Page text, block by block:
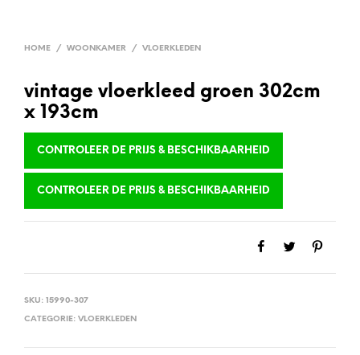
HOME / WOONKAMER / VLOERKLEDEN
vintage vloerkleed groen 302cm
x 193cm
CONTROLEER DE PRIJS & BESCHIKBAARHEID
CONTROLEER DE PRIJS & BESCHIKBAARHEID
SKU: 15990-307
CATEGORIE: VLOERKLEDEN